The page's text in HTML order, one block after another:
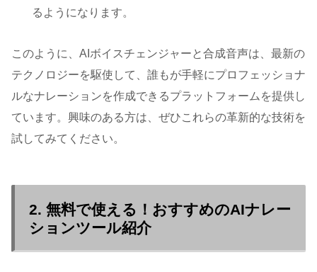
るようになります。
このように、AIボイスチェンジャーと合成音声は、最新の
テクノロジーを駆使して、誰もが手軽にプロフェッショナ
ルなナレーションを作成できるプラットフォームを提供し
ています。興味のある方は、ぜひこれらの革新的な技術を
試してみてください。
2. 無料で使える！おすすめのAIナレー
ションツール紹介